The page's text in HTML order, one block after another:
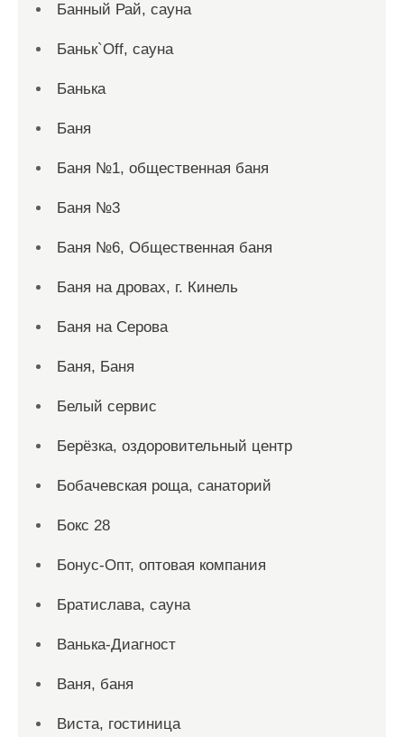
Банный Рай, сауна
Баньк`Off, сауна
Банька
Баня
Баня №1, общественная баня
Баня №3
Баня №6, Общественная баня
Баня на дровах, г. Кинель
Баня на Серова
Баня, Баня
Белый сервис
Берёзка, оздоровительный центр
Бобачевская роща, санаторий
Бокс 28
Бонус-Опт, оптовая компания
Братислава, сауна
Ванька-Диагност
Ваня, баня
Виста, гостиница